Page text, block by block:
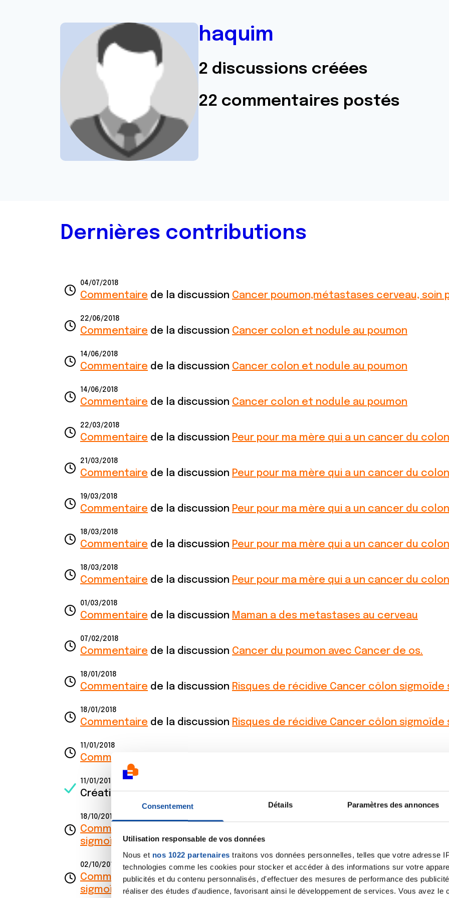
Consentement Détails Paramètres des annonces
Utilisation responsable de vos données
Nous et nos 1022 partenaires traitons vos données personnelles, telles que votre adresse
technologies comme les cookies pour stocker et accéder à des informations sur votre
publicités et du contenu personnalisés, d'effectuer des mesures de performance des
réaliser des études d’audience, favorisant ainsi le développement de services. Vous avez le
haquim
2 discussions créées
22 commentaires postés
Dernières contributions
04/07/2018
Commentaire de la discussion Cancer poumon,métastases cerveau, soin
22/06/2018
Commentaire de la discussion Cancer colon et nodule au poumon
14/06/2018
Commentaire de la discussion Cancer colon et nodule au poumon
14/06/2018
Commentaire de la discussion Cancer colon et nodule au poumon
22/03/2018
Commentaire de la discussion Peur pour ma mère qui a un cancer du colon
21/03/2018
Commentaire de la discussion Peur pour ma mère qui a un cancer du colon
19/03/2018
Commentaire de la discussion Peur pour ma mère qui a un cancer du colon
18/03/2018
Commentaire de la discussion Peur pour ma mère qui a un cancer du colon
18/03/2018
Commentaire de la discussion Peur pour ma mère qui a un cancer du colon
01/03/2018
Commentaire de la discussion Maman a des metastases au cerveau
07/02/2018
Commentaire de la discussion Cancer du poumon avec Cancer de os.
18/01/2018
Commentaire de la discussion Risques de récidive Cancer côlon sigmoïde
18/01/2018
Commentaire de la discussion Risques de récidive Cancer côlon sigmoïde
11/01/2018
Commentaire
11/01/2018
Création de la discussionRisques de récidive Cancer côlon sigmoïde
18/10/2017
Commentaire
sigmoïde)
02/10/2017
Commentairede la discussionHelp Me Docteur - Coloscopie contrôle
sigmoïde)